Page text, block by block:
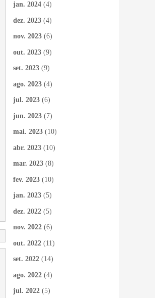
jan. 2024 (4)
dez. 2023 (4)
nov. 2023 (6)
out. 2023 (9)
set. 2023 (9)
ago. 2023 (4)
jul. 2023 (6)
jun. 2023 (7)
mai. 2023 (10)
abr. 2023 (10)
mar. 2023 (8)
fev. 2023 (10)
jan. 2023 (5)
dez. 2022 (5)
nov. 2022 (6)
out. 2022 (11)
set. 2022 (14)
ago. 2022 (4)
jul. 2022 (5)